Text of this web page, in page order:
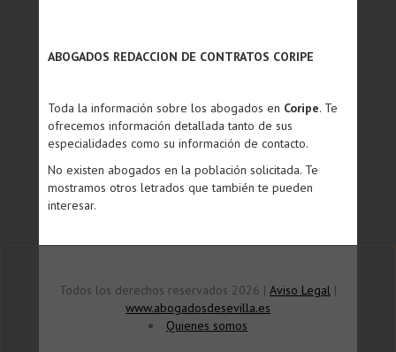
ABOGADOS REDACCION DE CONTRATOS CORIPE
Toda la información sobre los abogados en Coripe. Te
ofrecemos información detallada tanto de sus
especialidades como su información de contacto.
No existen abogados en la población solicitada. Te
mostramos otros letrados que también te pueden
interesar.
Todos los derechos reservados 2026 | Aviso Legal |
www.abogadosdesevilla.es
Quienes somos